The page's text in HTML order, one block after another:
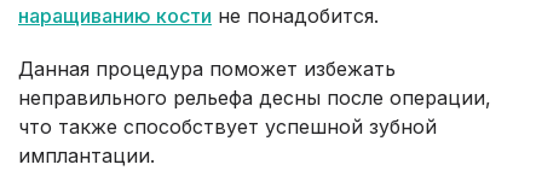
наращиванию кости не понадобится.
Данная процедура поможет избежать
неправильного рельефа десны после операции,
что также способствует успешной зубной
имплантации.